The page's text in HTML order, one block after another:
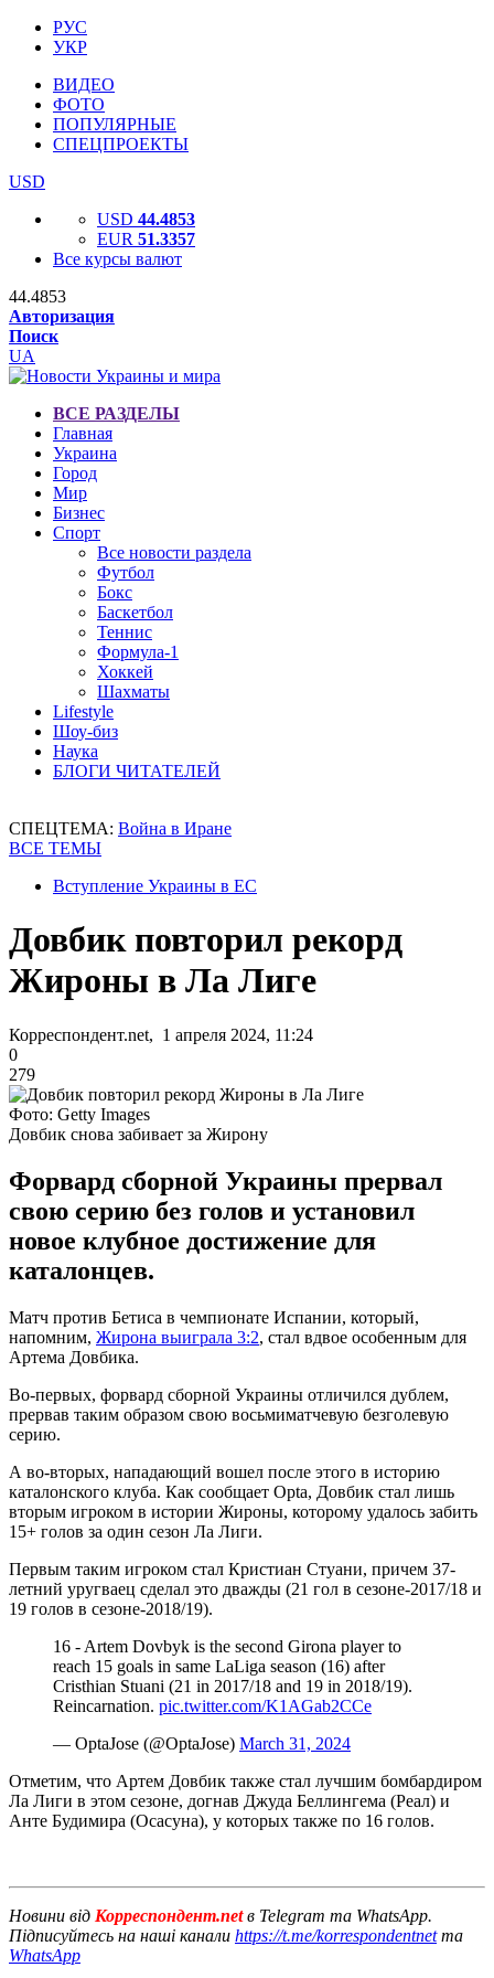
РУС
УКР
ВИДЕО
ФОТО
ПОПУЛЯРНЫЕ
СПЕЦПРОЕКТЫ
USD
USD 44.4853
EUR 51.3357
Все курсы валют
44.4853
Авторизация
Поиск
UA
ВСЕ РАЗДЕЛЫ
Главная
Украина
Город
Мир
Бизнес
Спорт
Все новости раздела
Футбол
Бокс
Баскетбол
Теннис
Формула-1
Хоккей
Шахматы
Lifestyle
Шоу-биз
Наука
БЛОГИ ЧИТАТЕЛЕЙ
СПЕЦТЕМА: Война в Иране
ВСЕ ТЕМЫ
Вступление Украины в ЕС
Довбик повторил рекорд
Жироны в Ла Лиге
Корреспондент.net, 1 апреля 2024, 11:24
0
279
Фото: Getty Images
Довбик снова забивает за Жирону
Форвард сборной Украины прервал
свою серию без голов и установил
новое клубное достижение для
каталонцев.
Матч против Бетиса в чемпионате Испании, который,
напомним, Жирона выиграла 3:2, стал вдвое особенным для
Артема Довбика.
Во-первых, форвард сборной Украины отличился дублем,
прервав таким образом свою восьмиматчевую безголевую
серию.
А во-вторых, нападающий вошел после этого в историю
каталонского клуба. Как сообщает Opta, Довбик стал лишь
вторым игроком в истории Жироны, которому удалось забить
15+ голов за один сезон Ла Лиги.
Первым таким игроком стал Кристиан Стуани, причем 37-
летний уругваец сделал это дважды (21 гол в сезоне-2017/18 и
19 голов в сезоне-2018/19).
16 - Artem Dovbyk is the second Girona player to
reach 15 goals in same LaLiga season (16) after
Cristhian Stuani (21 in 2017/18 and 19 in 2018/19).
Reincarnation. pic.twitter.com/K1AGab2CCe
— OptaJose (@OptaJose) March 31, 2024
Отметим, что Артем Довбик также стал лучшим бомбардиром
Ла Лиги в этом сезоне, догнав Джуда Беллингема (Реал) и
Анте Будимира (Осасуна), у которых также по 16 голов.
Новини від Корреспондент.netв Telegram та WhatsApp.
Підписуйтесь на наші канали https://t.me/korrespondentnetта
WhatsApp